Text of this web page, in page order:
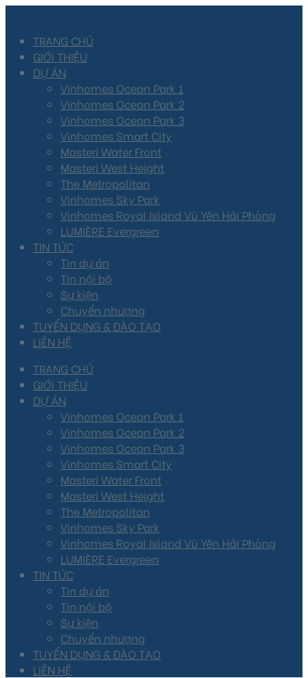
TRANG CHỦ
GIỚI THIỆU
DỰ ÁN
Vinhomes Ocean Park 1
Vinhomes Ocean Park 2
Vinhomes Ocean Park 3
Vinhomes Smart City
Masteri Water Front
Masteri West Height
The Metropolitan
Vinhomes Sky Park
Vinhomes Royal Island Vũ Yên Hải Phòng
LUMIÈRE Evergreen
TIN TỨC
Tin dự án
Tin nội bộ
Sự kiện
Chuyển nhượng
TUYỂN DỤNG & ĐÀO TẠO
LIÊN HỆ
TRANG CHỦ
GIỚI THIỆU
DỰ ÁN
Vinhomes Ocean Park 1
Vinhomes Ocean Park 2
Vinhomes Ocean Park 3
Vinhomes Smart City
Masteri Water Front
Masteri West Height
The Metropolitan
Vinhomes Sky Park
Vinhomes Royal Island Vũ Yên Hải Phòng
LUMIÈRE Evergreen
TIN TỨC
Tin dự án
Tin nội bộ
Sự kiện
Chuyển nhượng
TUYỂN DỤNG & ĐÀO TẠO
LIÊN HỆ